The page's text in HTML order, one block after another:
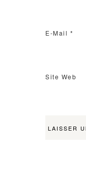
E-Mail *
Site Web